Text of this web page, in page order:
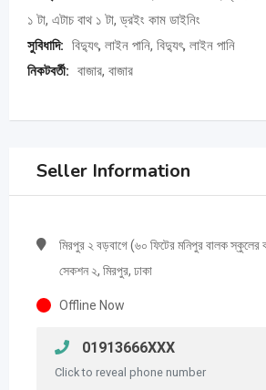
১ টা, এটাচ বাথ ১ টা, ড্রইং কাম ডাইনিং
সুবিধাদি: বিদ্যুৎ, লাইন পানি, বিদ্যুৎ, লাইন পানি
নিকটবর্তী: বাজার, বাজার
Seller Information
মিরপুর ২ বড়বাগে (৬০ ফিটের মনিপুর বালক স্কুলের
সেকশন ২, মিরপুর, ঢাকা
Offline Now
01913666XXX
Click to reveal phone number